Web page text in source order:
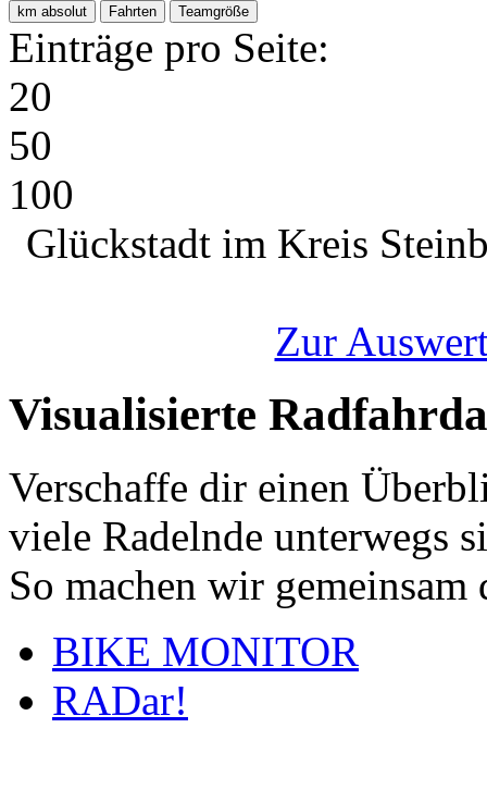
km absolut Fahrten Teamgröße
Einträge pro Seite:
20
50
100
Glückstadt im Kreis
Zur
Visualisierte
Verschaffe dir einen
viele Radelnde unterwegs
So machen wir
BIKE MONITOR
RADar!